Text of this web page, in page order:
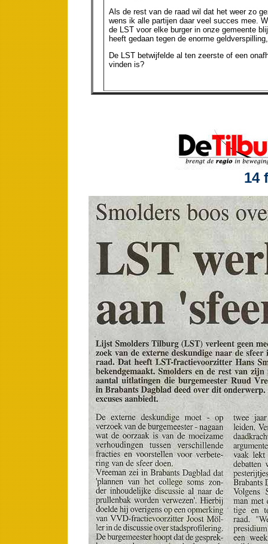
Als de rest van de raad wil dat het weer zo
wens ik alle partijen daar veel succes mee.
de LST voor elke burger in onze gemeente
heeft gedaan tegen de enorme
De LST betwijfelde al ten zeerste of een
vinden is?
14